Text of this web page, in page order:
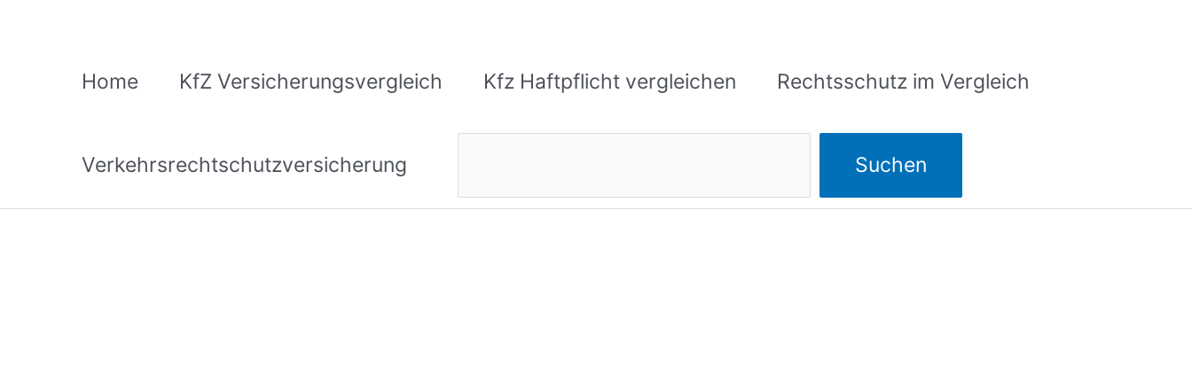
Home KfZ Versicherungsvergleich Kfz Haftpflicht vergleichen Rechtsschutz im Vergleich
Verkehrsrechtschutzversicherung Suchen